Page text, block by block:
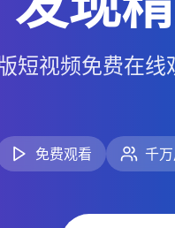
短视频免费在
免费观看 千